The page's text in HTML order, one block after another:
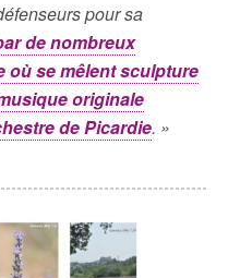
pour sa
de nombreux
où se mêlent sculpture
originale
de Picardie. »